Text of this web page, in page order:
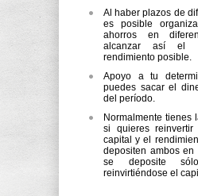
Al haber plazos de
es posible
ahorros en
alcanzar así el
rendimiento posible.
Apoyo a tu
puedes sacar el
del período.
Normalmente tienes
si quieres reinvertir
capital y el
depositen ambos
se deposite
reinvirtiéndose el